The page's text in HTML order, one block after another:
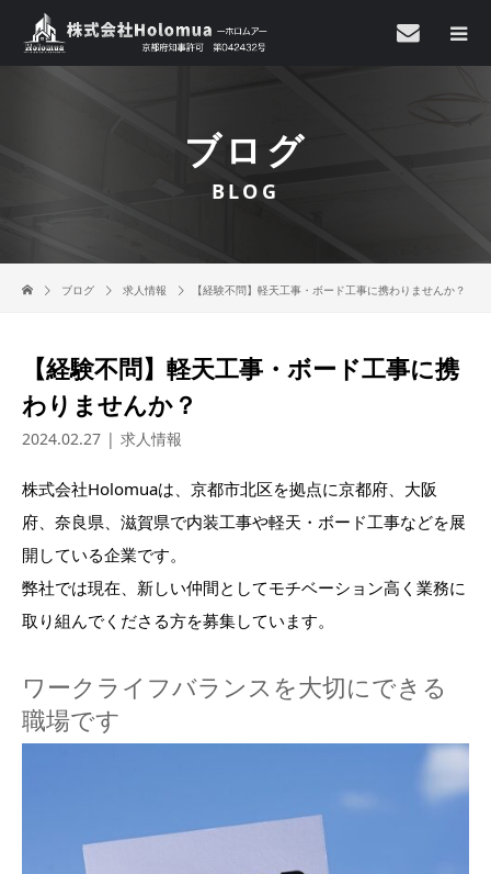
ブログ
BLOG
ブログ 求人情報 【経験不問】軽天工事・ボード工事に携わりませんか？
【経験不問】軽天工事・ボード工事に携
わりませんか？
2024.02.27 求人情報
株式会社Holomuaは、京都市北区を拠点に京都府、大阪
府、奈良県、滋賀県で内装工事や軽天・ボード工事などを展
開している企業です。
弊社では現在、新しい仲間としてモチベーション高く業務に
取り組んでくださる方を募集しています。
ワークライフバランスを大切にできる
職場です